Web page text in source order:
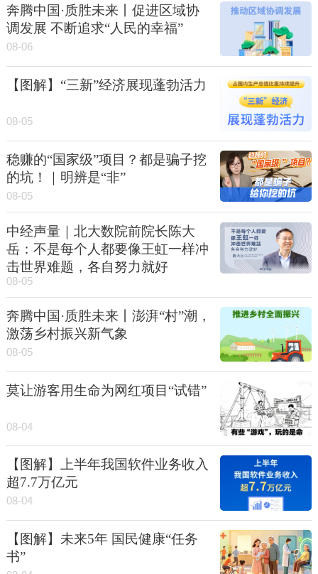
奔腾中国·质胜未来丨促进区域协
调发展 不断追求“人民的幸福”
08-06
【图解】“三新”经济展现蓬勃活力
08-05
稳赚的“国家级”项目？都是骗子挖
的坑！｜明辨是“非”
08-05
中经声量｜北大数院前院长陈大
岳：不是每个人都要像王虹一样冲
击世界难题，各自努力就好
08-05
奔腾中国·质胜未来丨澎湃“村”潮，
激荡乡村振兴新气象
08-05
莫让游客用生命为网红项目“试错”
08-04
【图解】上半年我国软件业务收入
超7.7万亿元
08-04
【图解】未来5年 国民健康“任务
书”